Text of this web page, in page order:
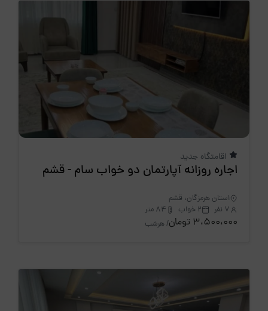
اقامتگاه جدید
اجاره روزانه آپارتمان دو خواب سام - قشم
استان هرمزگان، قشم
7 نفر
2 خواب 84 متر
3،500،000 تومان / هرشب